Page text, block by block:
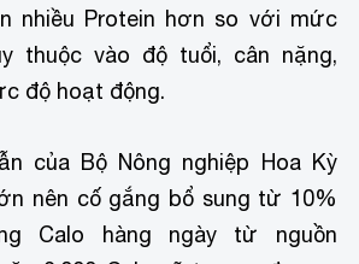
nhiều Protein hơn so với mức
thuộc vào độ tuổi, cân nặng,
độ hoạt động.
của Bộ Nông nghiệp Hoa Kỳ
nên cố gắng bổ sung từ 10%
Calo hàng ngày từ nguồn